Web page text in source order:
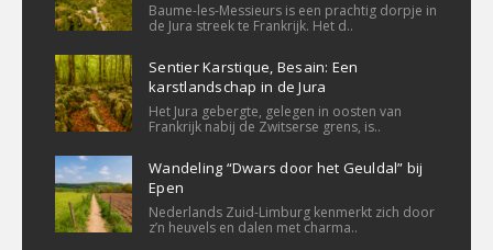
Baume-les-Messieurs is een prachtig dorpje in
de Jura streek te Frankrijk. Het d..
Sentier Karstique, Besain: Een
karstlandschap in de Jura
Het Jura gebergte, gelegen in oosten van
Frankrijk nabij de Zwitserse grens, is..
Wandeling “Dwars door het Geuldal” bij
Epen
Nederlands Zuid-Limburg kenmerkt zich door
z’n heuvels en dalen met charma..